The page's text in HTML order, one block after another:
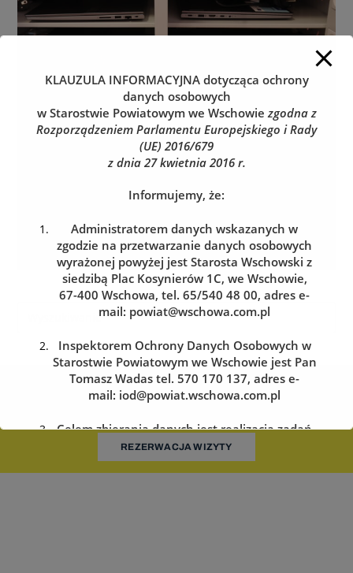
Kolejka do wydziału komunikacji
Zarezerwuj wizytę w dogodnym dla siebie terminie
REZERWACJA WIZYTY
KLAUZULA INFORMACYJNA dotycząca ochrony
danych osobowych
w Starostwie Powiatowym we Wschowie zgodna z
Rozporządzeniem Parlamentu Europejskiego i Rady
(UE) 2016/679
z dnia 27 kwietnia 2016 r.
Informujemy, że:
Administratorem danych wskazanych w
zgodzie na przetwarzanie danych osobowych
wyrażonej powyżej jest Starosta Wschowski z
siedzibą Plac Kosynierów 1C, we Wschowie,
67-400 Wschowa, tel. 65/540 48 00, adres e-
mail: powiat@wschowa.com.pl
Inspektorem Ochrony Danych Osobowych w
Starostwie Powiatowym we Wschowie jest Pan
Tomasz Wadas tel. 570 170 137, adres e-
mail: iod@powiat.wschowa.com.pl
Celem zbierania danych jest realizacja zadań
określonych w przepisach prawa.